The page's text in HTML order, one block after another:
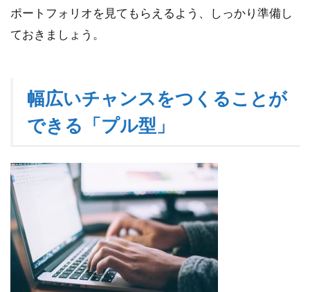
ポートフォリオを見てもらえるよう、しっかり準備し
ておきましょう。
幅広いチャンスをつくることが
できる「プル型」